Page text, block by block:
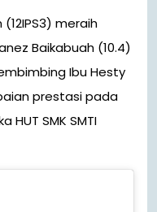
Baikabuah (10.4)
Ibu Hesty
prestasi pada
HUT SMK SMTI